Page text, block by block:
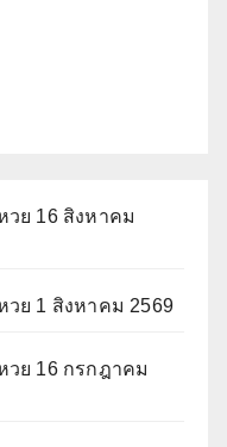
วย 16 สิงหาคม
วย 1 สิงหาคม 2569
วย 16 กรกฎาคม